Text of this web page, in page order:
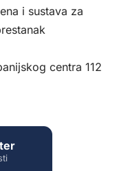
i sustava za
centra 112